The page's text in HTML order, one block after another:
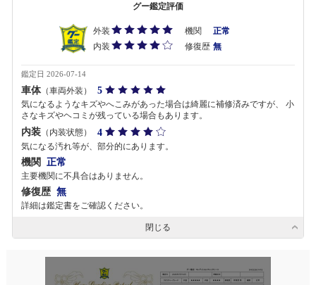
グー鑑定評価
外装 機関
正常
内装
修復歴 無
鑑定日 2026-07-14
車体（車両外装） 5
気になるようなキズやへこみがあった場合は綺麗に補修済みですが、 小
さなキズやヘコミが残っている場合もあります。
内装 （内装状態） 4
気になる汚れ等が、部分的にあります。
機関 正常
主要機関に不具合はありません。
修復歴 無
詳細は鑑定書をご確認ください。
閉じる